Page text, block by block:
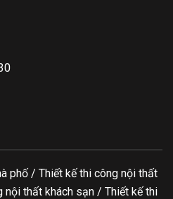
phố / Thiết kế thi công nội thất
nội thất khách sạn / Thiết kế thi